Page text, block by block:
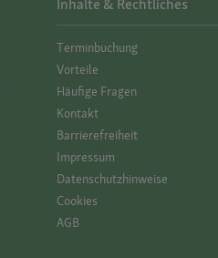
Inhalte & Rechtliches
Termin­buchung
Vorteile
Häufige Fragen
Kontakt
Barrierefreiheit
Impressum
Datenschutz­hinweise
Cookies
AGB